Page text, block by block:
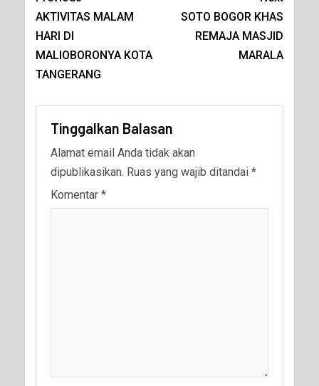
AKTIVITAS MALAM
HARI DI
MALIOBORONYA KOTA
TANGERANG
SOTO BOGOR KHAS
REMAJA MASJID
MARALA
Tinggalkan Balasan
Alamat email Anda tidak akan
dipublikasikan. Ruas yang wajib ditandai *
Komentar *